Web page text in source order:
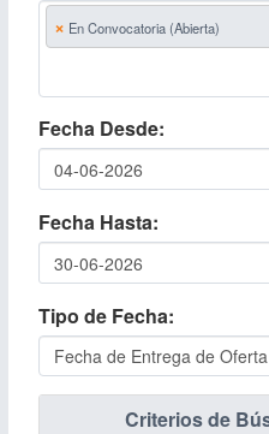
× En Convocatoria (Abierta)
Fecha Desde
Fecha Hasta
Tipo de Fecha
Fecha de Entrega de Oferta
Criterios de